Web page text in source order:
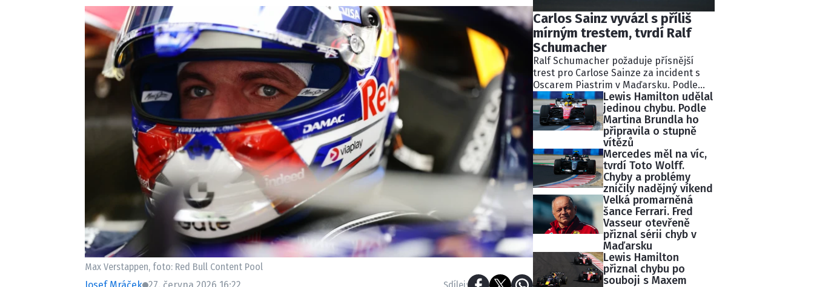
Max Verstappen, foto: Red Bull Content Pool
Carlos Sainz vyvázl s příliš
mírným trestem, tvrdí Ralf
Schumacher
Ralf Schumacher požaduje přísnější
trest pro Carlose Sainze za incident s
Oscarem Piastrim v Maďarsku. Podle
bývalého pilota Williams ignoroval
několik modrých vlajek a následně
kolidoval s lídrem závodu.
Pětisekundovou penalizaci považuje
Schumacher za nedostatečnou.
Lewis Hamilton udělal
jedinou chybu. Podle
Martina Brundla ho
připravila o stupně
vítězů
Mercedes měl na víc,
tvrdí Toto Wolff.
Chyby a problémy
zničily nadějný víkend
Velká promarněná
šance Ferrari. Fred
Vasseur otevřeně
přiznal sérii chyb v
Maďarsku
Lewis Hamilton
přiznal chybu po
souboji s Maxem